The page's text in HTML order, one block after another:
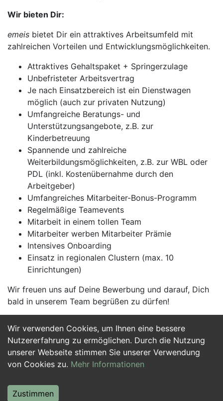
Wir verwenden Cookies, um Ihnen eine bessere
Nutzererfahrung zu ermöglichen. Durch die Nutzung
unserer Webseite stimmen Sie unserer Verwendung
von Cookies zu. Mehr Informationen
Zustimmen
Wir bieten Dir:
emeis bietet Dir ein attraktives Arbeitsumfeld mit
zahlreichen Vorteilen und Entwicklungsmöglichkeiten.
Attraktives Gehaltspaket + Springerzulage
Unbefristeter Arbeitsvertrag
Je nach Einsatzbereich ist ein Dienstwagen
möglich (auch zur privaten Nutzung)
Umfangreiche Beratungs- und
Unterstützungsangebote, z.B. zur
Kinderbetreuung
Spannende und zahlreiche
Weiterbildungsmöglichkeiten, z.B. zur WBL oder
PDL (inkl. Kostenübernahme durch den
Arbeitgeber)
Umfangreiches Mitarbeiter-Bonus-Programm
Regelmäßige Teamevents
Mitarbeit in einem tollen Team
Mitarbeiter werben Mitarbeiter Prämie
Intensives Onboarding
Einsatz in regionalen Clustern (max. 10
Einrichtungen)
Wir freuen uns auf Deine Bewerbung und darauf, Dich
bald in unserem Team begrüßen zu dürfen!
Jetzt Bewerben